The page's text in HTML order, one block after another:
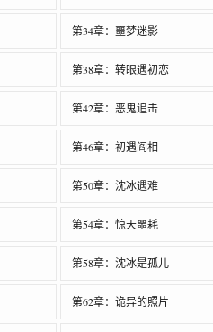
第34章：噩梦迷影
第38章：转眼遇初恋
第42章：恶鬼追击
第46章：初遇阎相
第50章：沈冰遇难
第54章：惊天噩耗
第58章：沈冰是孤儿
第62章：诡异的照片